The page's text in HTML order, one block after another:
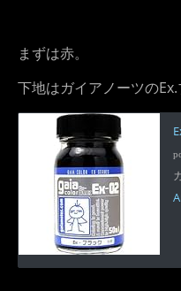
まずは赤。
下地はガイアノーツのEx.